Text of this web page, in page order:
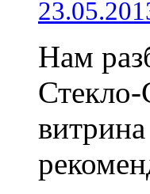
Нам
Стекло-